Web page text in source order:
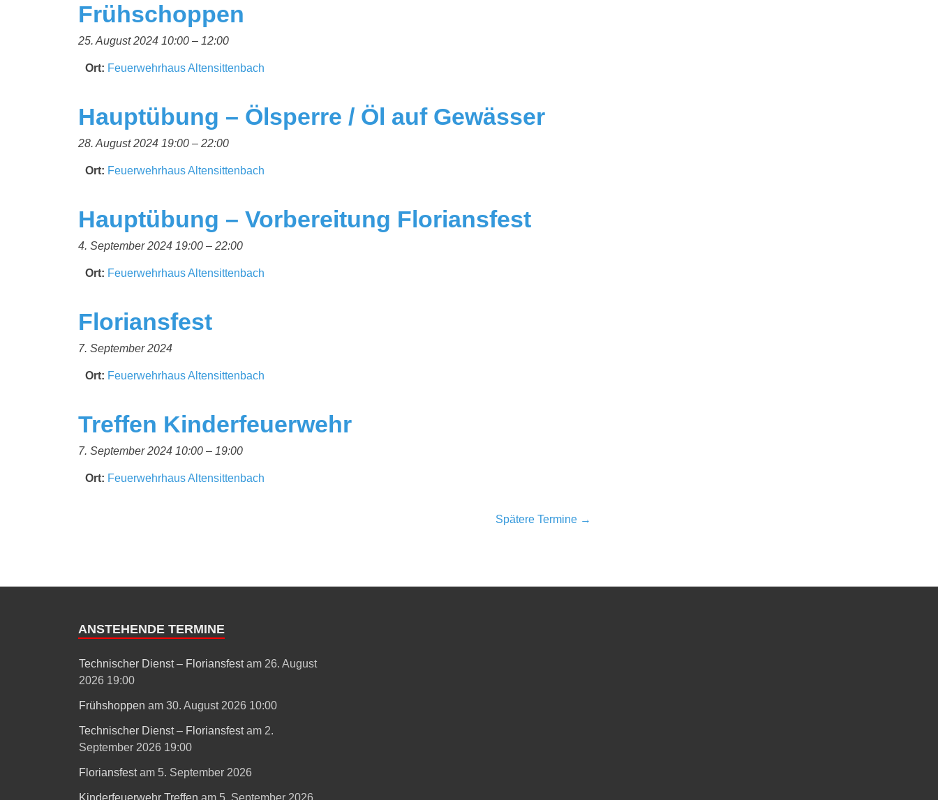
Frühschoppen
25. August 2024 10:00 – 12:00
Ort: Feuerwehrhaus Altensittenbach
Hauptübung – Ölsperre / Öl auf Gewässer
28. August 2024 19:00 – 22:00
Ort: Feuerwehrhaus Altensittenbach
Hauptübung – Vorbereitung Floriansfest
4. September 2024 19:00 – 22:00
Ort: Feuerwehrhaus Altensittenbach
Floriansfest
7. September 2024
Ort: Feuerwehrhaus Altensittenbach
Treffen Kinderfeuerwehr
7. September 2024 10:00 – 19:00
Ort: Feuerwehrhaus Altensittenbach
Spätere Termine →
ANSTEHENDE TERMINE
Technischer Dienst – Floriansfestam 26. August
2026 19:00
Frühshoppen am 30. August 2026 10:00
Technischer Dienst – Floriansfestam 2.
September 2026 19:00
Floriansfestam 5. September 2026
Kinderfeuerwehr Treffen am 5. September 2026